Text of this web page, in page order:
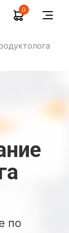
0
по